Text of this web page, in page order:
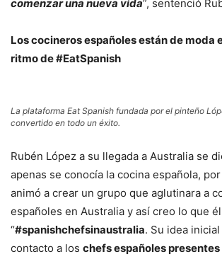
comenzar una nueva vida”, sentenció
Los cocineros españoles están de moda
ritmo de #EatSpanish
La plataforma Eat Spanish fundada por el pinteño
convertido en todo un éxito.
Rubén López a su llegada a Australia se
apenas se conocía la cocina española,
animó a crear un grupo que aglutinara a
españoles en Australia y así creo lo que
“#spanishchefsinaustralia. Su idea
contacto a los chefs españoles presentes